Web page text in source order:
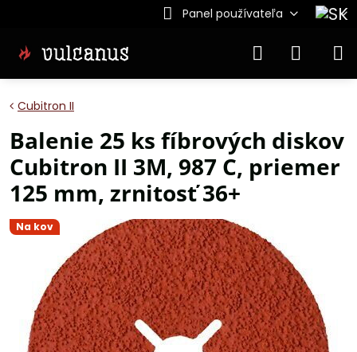
Panel používateľa
Na kov
Cubitron II
Balenie 25 ks fíbrových diskov
Cubitron II 3M, 987 C, priemer
125 mm, zrnitosť 36+